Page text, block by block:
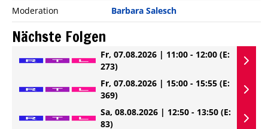
Moderation
Barbara Salesch
Nächste Folgen
Fr, 07.08.2026 | 11:00 - 12:00 (E:
273)
Fr, 07.08.2026 | 15:00 - 15:55 (E:
369)
Sa, 08.08.2026 | 12:50 - 13:50 (E:
83)